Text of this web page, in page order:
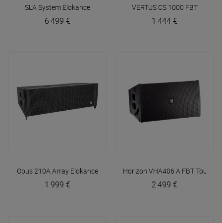
SLA System Elokance
6 499 €
VERTUS CS 1000 FBT
1 444 €
Opus 210A Array Elokance
1 999 €
Horizon VHA406 A FBT Touring
2 499 €